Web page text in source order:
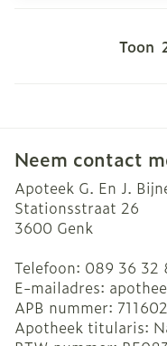
Toon
Neem contact
Apoteek G. En J.
Stationsstraat 26
3600 Genk
Telefoon: 089 36 32
E-mailadres:
APB nummer: 711602
Apotheek titularis: